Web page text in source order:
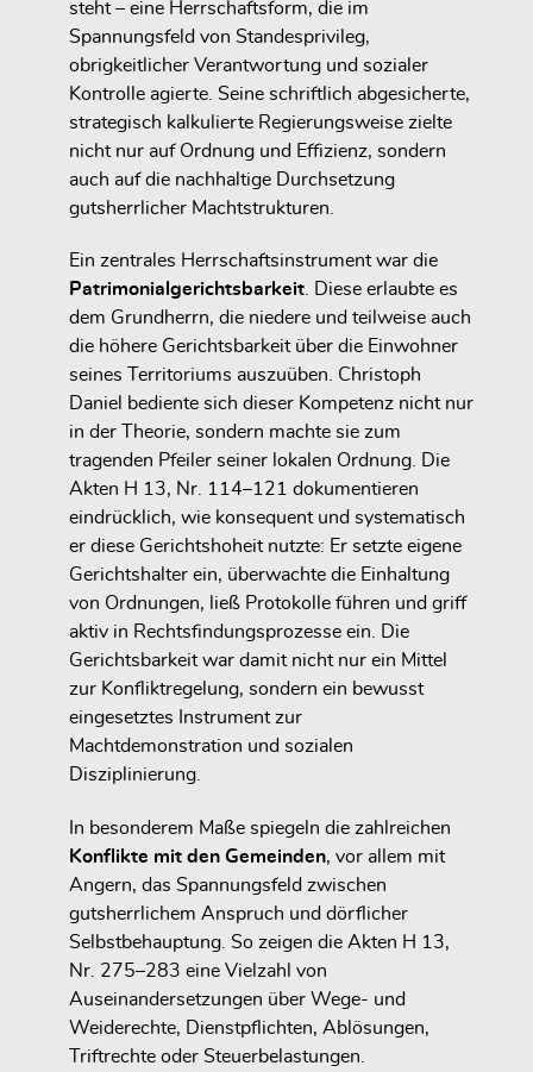
steht – eine Herrschaftsform, die im
Spannungsfeld von Standesprivileg,
obrigkeitlicher Verantwortung und sozialer
Kontrolle agierte. Seine schriftlich abgesicherte,
strategisch kalkulierte Regierungsweise zielte
nicht nur auf Ordnung und Effizienz, sondern
auch auf die nachhaltige Durchsetzung
gutsherrlicher Machtstrukturen.
Ein zentrales Herrschaftsinstrument war die
Patrimonialgerichtsbarkeit. Diese erlaubte es
dem Grundherrn, die niedere und teilweise auch
die höhere Gerichtsbarkeit über die Einwohner
seines Territoriums auszuüben. Christoph
Daniel bediente sich dieser Kompetenz nicht nur
in der Theorie, sondern machte sie zum
tragenden Pfeiler seiner lokalen Ordnung. Die
Akten H 13, Nr. 114–121 dokumentieren
eindrücklich, wie konsequent und systematisch
er diese Gerichtshoheit nutzte: Er setzte eigene
Gerichtshalter ein, überwachte die Einhaltung
von Ordnungen, ließ Protokolle führen und griff
aktiv in Rechtsfindungsprozesse ein. Die
Gerichtsbarkeit war damit nicht nur ein Mittel
zur Konfliktregelung, sondern ein bewusst
eingesetztes Instrument zur
Machtdemonstration und sozialen
Disziplinierung.
In besonderem Maße spiegeln die zahlreichen
Konflikte mit den Gemeinden, vor allem mit
Angern, das Spannungsfeld zwischen
gutsherrlichem Anspruch und dörflicher
Selbstbehauptung. So zeigen die Akten H 13,
Nr. 275–283 eine Vielzahl von
Auseinandersetzungen über Wege- und
Weiderechte, Dienstpflichten, Ablösungen,
Triftrechte oder Steuerbelastungen.